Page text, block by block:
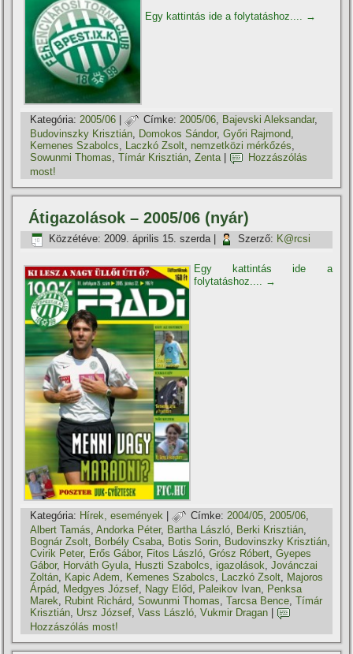
Egy kattintás ide a folytatáshoz.... →
Kategória: 2005/06 Címke: 2005/06 Bajevski Aleksandar,
Budovinszky Krisztián Domokos Sándor,Győri Rajmond
Kemenes Szabolcs
Laczkó Zsolt nemzetközi mérkőzés
Sowunmi Thomas ,Tí­már Krisztián ,Zenta
Hozzászólás
most!
Átigazolások – 2005/06 (nyár)
Közzétéve: 2009. április 15. szerda Szerző: K@rcsi
Egy kattintás ide a
folytatáshoz....
→
Kategória: Hí­rek, események | Címke: 2004/05,2005/06,
Albert Tamás ,Andorka Péter, Bartha László Berki Krisztián
Bognár Zsolt
Borbély Csaba Botis Sorin Budovinszky Krisztián
Cvirik Peter, Erős Gábor, Fitos László ,Grósz Róbert ,Gyepes
Gábor, Horváth Gyula Huszti Szabolcs ,igazolások ,Jovánczai
Zoltán
Kapic Adem Kemenes Szabolcs Laczkó Zsolt
Majoros
Árpád
Medgyes József Nagy Előd Paleikov Ivan
Penksa
Marek
Rubint Richárd ,Sowunmi Thomas ,Tarcsa Bence ,Tí­már
Krisztián, Ursz József,Vass László,Vukmir Dragan
Hozzászólás most!